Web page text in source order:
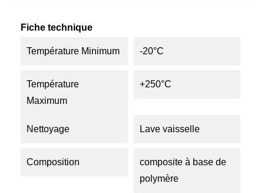
Fiche technique
Température Minimum -20°C
Température
Maximum
+250°C
Nettoyage Lave vaisselle
Composition
composite à base de
polymère